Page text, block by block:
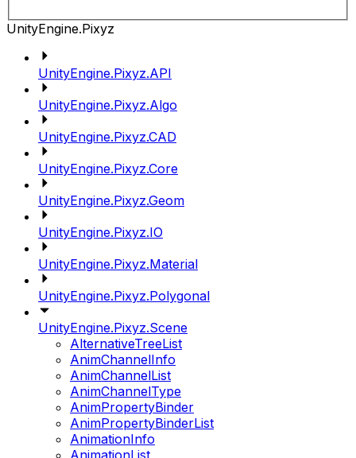
UnityEngine.Pixyz
UnityEngine.Pixyz.API
UnityEngine.Pixyz.Algo
UnityEngine.Pixyz.CAD
UnityEngine.Pixyz.Core
UnityEngine.Pixyz.Geom
UnityEngine.Pixyz.IO
UnityEngine.Pixyz.Material
UnityEngine.Pixyz.Polygonal
UnityEngine.Pixyz.Scene
AlternativeTreeList
AnimChannelInfo
AnimChannelList
AnimChannelType
AnimPropertyBinder
AnimPropertyBinderList
AnimationInfo
AnimationList